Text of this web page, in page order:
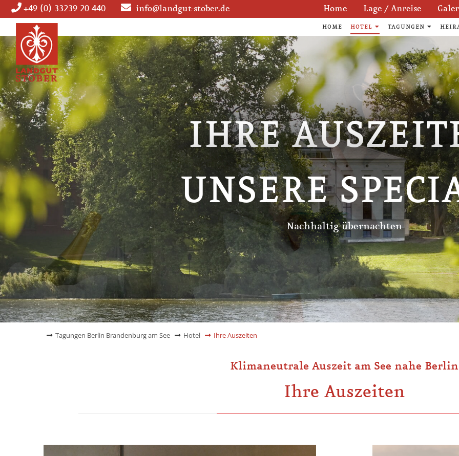
+49 (0) 33239 20 440 info@landgut-stober.de
Navigation
überspringen
Home Lage / Anreise
HOME HOTEL TAGUNGEN
IHRE
UNSERE
Nachhaltig übernachten
IHRE
UNSERE
Nachhaltig übernachten
IHRE
UNSERE
Nachhaltig übernachten
Tagungen Berlin Brandenburg am See Hotel Ihre Auszeiten
Klimaneutrale Auszeit am See nahe Berlin
Ihre Auszeiten